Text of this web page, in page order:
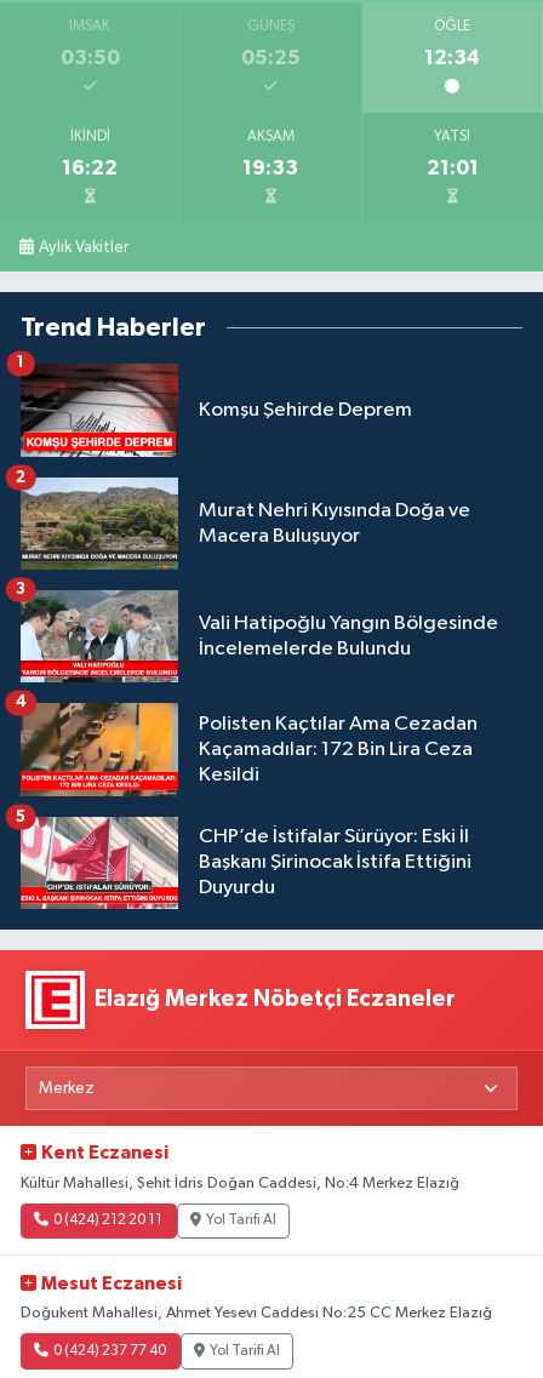
İMSAK
03:50
GÜNEŞ
05:25
ÖĞLE
12:34
İKINDI
16:22
AKŞAM
19:33
YATSI
21:01
Aylık Vakitler
Trend Haberler
Komşu Şehirde Deprem
Murat Nehri Kıyısında Doğa ve
Macera Buluşuyor
2
Vali Hatipoğlu Yangın Bölgesinde
İncelemelerde Bulundu
3
Polisten Kaçtılar Ama Cezadan
Kaçamadılar: 172 Bin Lira Ceza
Kesildi
4
CHP’de İstifalar Sürüyor: Eski İl
Başkanı Şirinocak İstifa Ettiğini
Duyurdu
5
Elazığ Merkez Nöbetçi Eczaneler
Kent Eczanesi
Kültür Mahallesi, Şehit İdris Doğan Caddesi, No:4 Merkez Elazığ
0 (424) 212 20 11 Yol Tarifi Al
Mesut Eczanesi
Doğukent Mahallesi, Ahmet Yesevi Caddesi No:25 CC Merkez Elazığ
0 (424) 237 77 40 Yol Tarifi Al